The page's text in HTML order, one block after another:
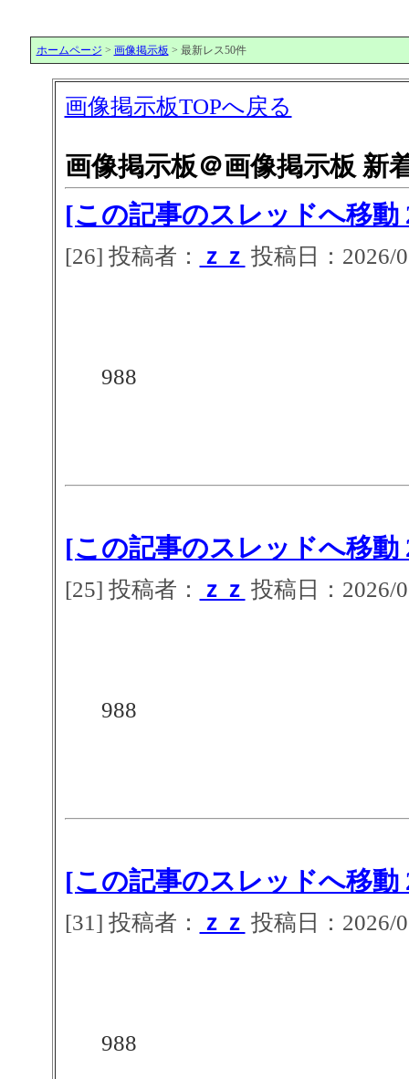
ホームページ > 画像掲示板 > 最新レス50件
画像掲示板TOPへ戻る
画像掲示板＠画像掲示板 新
[この記事のスレッドへ移動
[26] 投稿者： ｚｚ 投稿日：2026/
988
[この記事のスレッドへ移動
[25] 投稿者： ｚｚ 投稿日：2026/
988
[この記事のスレッドへ移動
[31] 投稿者： ｚｚ 投稿日：2026/
988